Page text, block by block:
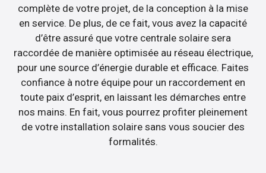
complète de votre projet, de la conception à la mise
en service. De plus, de ce fait, vous avez la capacité
d’être assuré que votre centrale solaire sera
raccordée de manière optimisée au réseau électrique,
pour une source d’énergie durable et efficace. Faites
confiance à notre équipe pour un raccordement en
toute paix d’esprit, en laissant les démarches entre
nos mains. En fait, vous pourrez profiter pleinement
de votre installation solaire sans vous soucier des
formalités.